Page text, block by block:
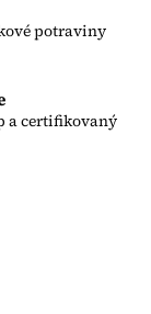
potraviny
a certifikovaný